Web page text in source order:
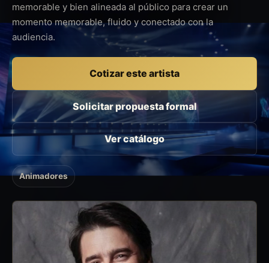
memorable y bien alineada al público para crear un
momento memorable, fluido y conectado con la
audiencia.
Cotizar este artista
Solicitar propuesta formal
Ver catálogo
Animadores